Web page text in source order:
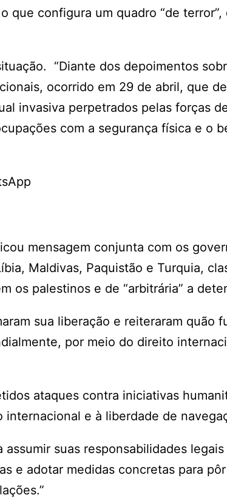
que configura um quadro “de
“Diante dos depoimentos
ocorrido em 29 de abril, que
invasiva perpetrados pelas forças
com a segurança física e o
mensagem conjunta com os
Maldivas, Paquistão e Turquia,
os palestinos e de “arbitrária” a
sua liberação e reiteraram quão
por meio do direito
ataques contra iniciativas
e à liberdade de
suas responsabilidades
e adotar medidas concretas para